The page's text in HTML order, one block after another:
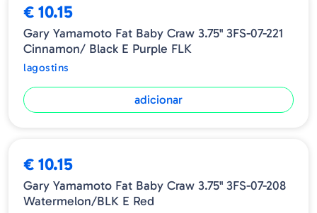
€ 10.15
Gary Yamamoto Fat Baby Craw 3.75" 3FS-07-221
Cinnamon/ Black E Purple FLK
lagostins
adicionar
€ 10.15
Gary Yamamoto Fat Baby Craw 3.75" 3FS-07-208
Watermelon/BLK E Red